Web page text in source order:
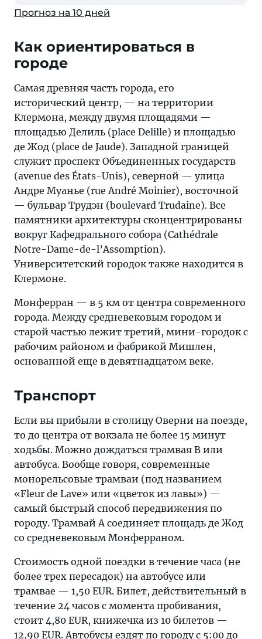
Прогноз на 10 дней
Как ориентироваться в
городе
Cамая древняя часть города, его
исторический центр, — на территории
Клермона, между двумя площадями —
площадью Делиль (place Delille) и площадью
де Жод (place de Jaude). Западной границей
служит проспект Объединенных государств
(avenue des États-Unis), северной — улица
Андре Муанье (rue André Moinier), восточной
— бульвар Трудэн (boulevard Trudaine). Все
памятники архитектуры сконцентрированы
вокруг Кафедрального собора (Cathédrale
Notre-Dame-de-l’Assomption).
Университетский городок также находится в
Клермоне.
Монферран — в 5 км от центра современного
города. Между средневековым городом и
старой частью лежит третий, мини-городок с
рабочим районом и фабрикой Мишлен,
основанной еще в девятнадцатом веке.
Транспорт
Если вы прибыли в столицу Оверни на поезде,
то до центра от вокзала не более 15 минут
ходьбы. Можно дождаться трамвая B или
автобуса. Вообще говоря, современные
монорельсовые трамваи (под названием
«Fleur de Lave» или «цветок из лавы») —
самый быстрый способ передвижения по
городу. Трамвай А соединяет площадь де Жод
со средневековым Монферраном.
Стоимость одной поездки в течение часа (не
более трех пересадок) на автобусе или
трамвае — 1,50 EUR. Билет, действительный в
течение 24 часов с момента пробивания,
стоит 4,80 EUR, книжечка из 10 билетов —
12,90 EUR. Автобусы ездят по городу с 5:00 до